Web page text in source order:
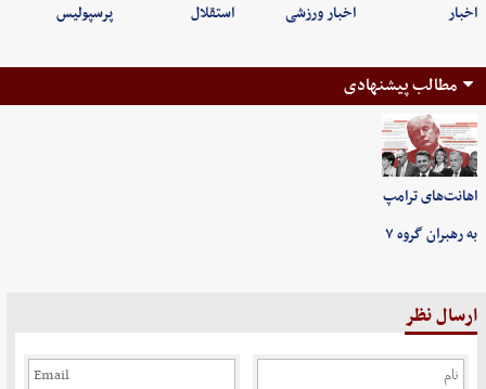
اخبار اخبار ورزشی استقلال پرسپولیس
مطالب پیشنهادی
اهانت‌های ترامپ
به رهبران گروه ۷
ارسال نظر